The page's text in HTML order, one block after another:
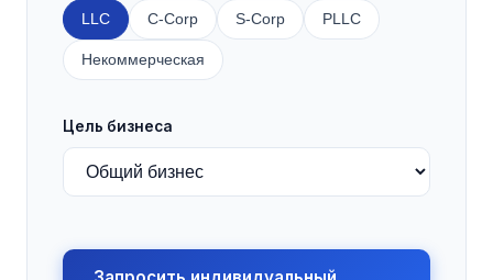
LLC C-Corp S-Corp PLLC
Некоммерческая
Цель бизнеса